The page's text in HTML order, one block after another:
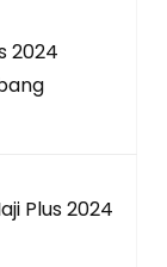
2024
Plus 2024